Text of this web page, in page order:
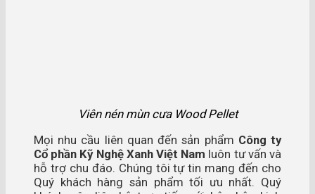
Viên nén mùn cưa Wood Pellet
Mọi nhu cầu liên quan đến sản phẩm Công ty
Cổ phần Kỹ Nghệ Xanh Việt Nam luôn tư vấn và
hỗ trợ chu đáo. Chúng tôi tự tin mang đến cho
Quý khách hàng sản phẩm tối ưu nhất. Quý